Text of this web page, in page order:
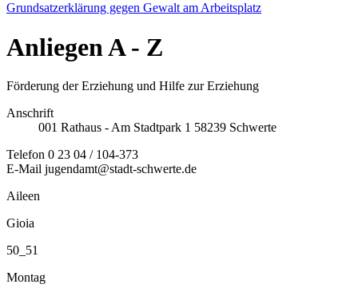
Grundsatzerklärung gegen Gewalt am Arbeitsplatz
AnliegenA - Z
Förderung der Erziehung und Hilfe zur Erziehung
Anschrift
001 Rathaus - Am Stadtpark 1 58239 Schwerte
Telefon 0 23 04 / 104-373
E-Mail jugendamt@stadt-schwerte.de
Aileen
Gioia
50_51
Montag